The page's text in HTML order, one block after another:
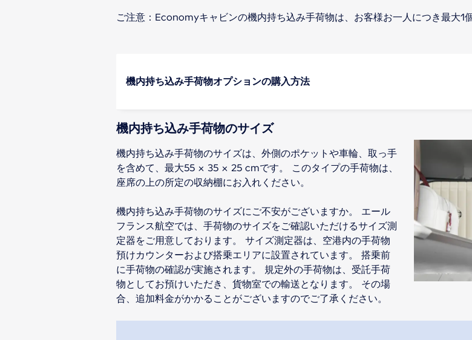
ご注意：Economyキャビンの機内持ち込み手荷物は、お客様お一人につき最大1
機内持ち込み手荷物オプションの購入方法
機内持ち込み手荷物のサイズ
機内持ち込み手荷物のサイズは、外側のポケットや車輪、取っ手
を含めて、最大55 × 35 × 25 cmです。 このタイプの手荷物は、
座席の上の所定の収納棚にお入れください。
機内持ち込み手荷物のサイズにご不安がございますか。 エール
フランス航空では、手荷物のサイズをご確認いただけるサイズ測
定器をご用意しております。 サイズ測定器は、空港内の手荷物
預けカウンターおよび搭乗エリアに設置されています。 搭乗前
に手荷物の確認が実施されます。 規定外の手荷物は、受託手荷
物としてお預けいただき、貨物室での輸送となります。 その場
合、追加料金がかかることがございますのでご了承ください。